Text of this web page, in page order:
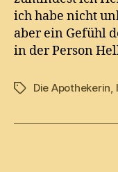
ich habe nicht
aber ein Gefühl
in der Person
TagsDie Apothekerin